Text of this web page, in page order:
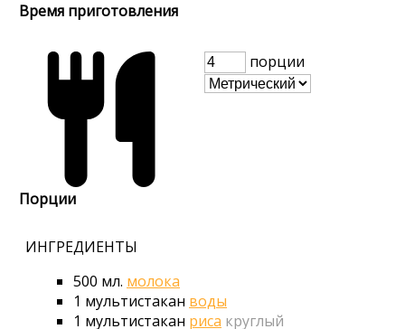
Время приготовления
Порции
порции
ИНГРЕДИЕНТЫ
500 мл. молока
1 мультистакан воды
1 мультистакан риса круглый